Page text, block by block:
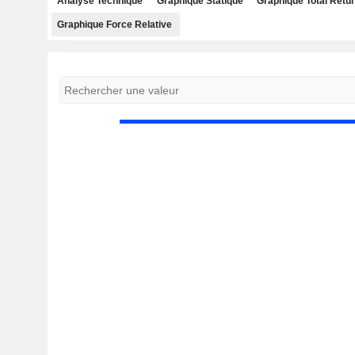
Graphique Force Relative